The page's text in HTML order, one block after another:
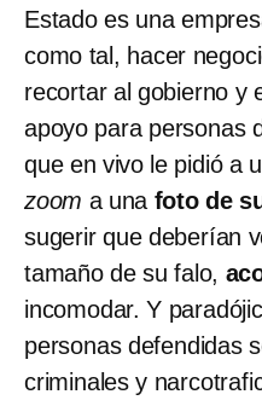
Estado es una
como tal, hacer
recortar al gobierno y
apoyo para personas
que en vivo le pidió a
zoom a una foto de
sugerir que deberían
tamaño de su falo,
incomodar. Y
personas defendidas
criminales y